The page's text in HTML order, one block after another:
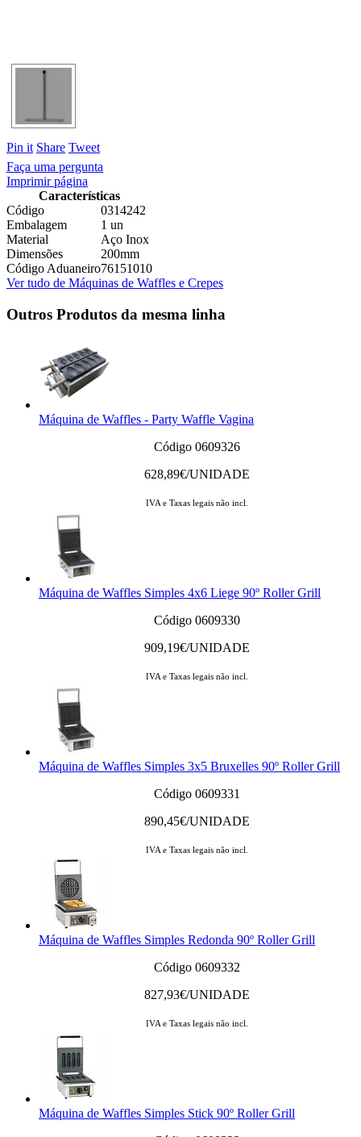
Pin it Share Tweet
Faça uma pergunta
Imprimir página
Características
Código
0314242
Embalagem
1 un
Material
Aço Inox
Dimensões
200mm
Código Aduaneiro76151010
Ver tudo de Máquinas de Waffles e Crepes
Outros Produtos da mesma linha
Máquina de Waffles - Party Waffle Vagina
Código 0609326
628,89€/UNIDADE
IVA e Taxas legais não incl.
Máquina de Waffles Simples 4x6 Liege 90º Roller Grill
Código 0609330
909,19€/UNIDADE
IVA e Taxas legais não incl.
Máquina de Waffles Simples 3x5 Bruxelles 90º Roller Grill
Código 0609331
890,45€/UNIDADE
IVA e Taxas legais não incl.
Máquina de Waffles Simples Redonda 90º Roller Grill
Código 0609332
827,93€/UNIDADE
IVA e Taxas legais não incl.
Máquina de Waffles Simples Stick 90º Roller Grill